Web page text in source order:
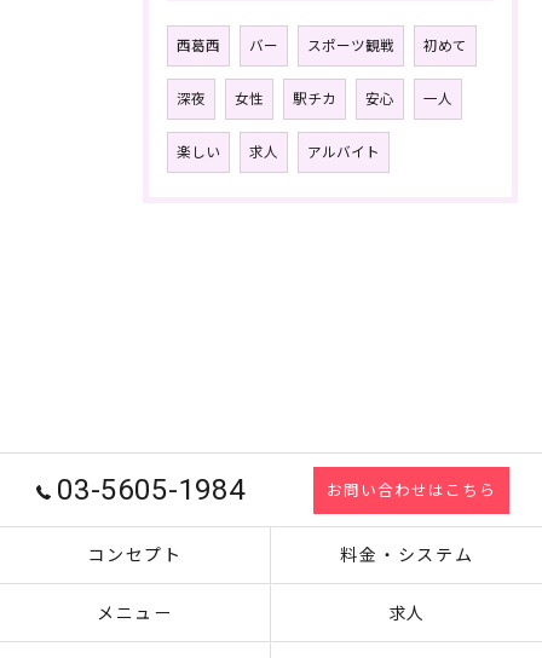
西葛西 バー スポーツ観戦 初めて
深夜 女性 駅チカ 安心 一人
楽しい 求人 アルバイト
03-5605-1984 お問い合わせはこちら
コンセプト 料金・システム
メニュー 求人